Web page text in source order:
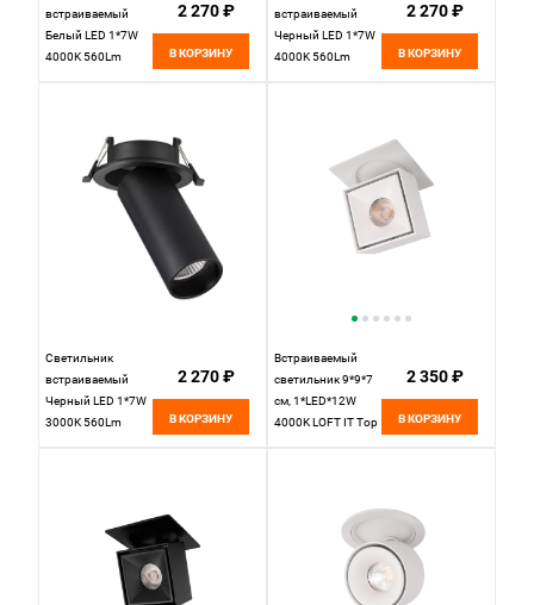
встраиваемый
Белый LED 1*7W
4000K 560Lm
ST759.548.07
2 270 ₽
В КОРЗИНУ
встраиваемый
Черный LED 1*7W
4000K 560Lm
2 270 ₽
В КОРЗИНУ
Светильник
встраиваемый
Черный LED 1*7W
3000K 560Lm
2 270 ₽
В КОРЗИНУ
Встраиваемый
светильник 9*9*7
см, 1*LED*12W
4000K LOFT IT Top
2 350 ₽
В КОРЗИНУ